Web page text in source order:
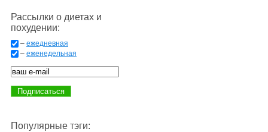
Рассылки о диетах и
похудении:
– ежедневная
– еженедельная
Популярные тэги: